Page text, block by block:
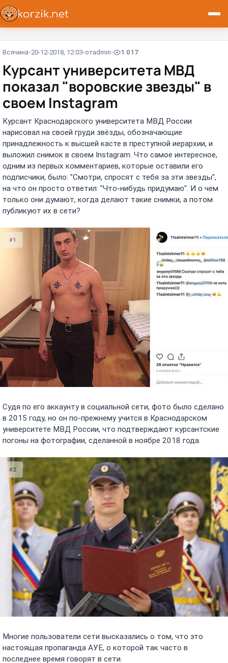
Всячина 20-12-2018, 12:03 отadmin 1 017
Курсант университета МВД
показал "воровские звезды" в
своем Instagram
Курсант Краснодарского университета МВД России
нарисовал на своей груди звёзды, обозначающие
принадлежность к высшей касте в преступной иерархии, и
выложил снимок в своем Instagram. Что самое интересное,
одним из первых комментариев, которые оставили его
подписчики, было: "Смотри, спросят с тебя за эти звезды",
на что он просто ответил: "Что-нибудь придумаю". И о чем
только они думают, когда делают такие снимки, а потом
публикуют их в сети?
#1
Судя по его аккаунту в социальной сети, фото было сделано
в 2015 году, но он по-прежнему учится в Краснодарском
университете МВД России, что подтверждают курсантские
погоны на фотографии, сделанной в ноябре 2018 года.
#2
Многие пользователи сети высказались о том, что это
настоящая пропаганда АУЕ, о которой так часто в
последнее время говорят в сети.